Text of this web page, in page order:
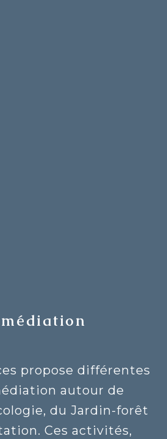
propose différentes
autour de
du Jardin-forêt
Ces activités,